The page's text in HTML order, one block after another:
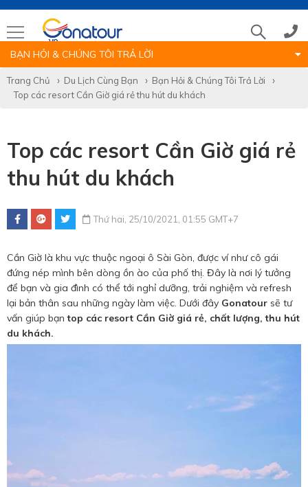
Hotline tour nước ngoài
0786 711 611
Hotline tour trong nước
0783 336 116
Hotine CSKH
0916 404 578
BẠN HỎI & CHÚNG TÔI TRẢ LỜI
Trang Chủ Du Lịch Cùng Bạn
Bạn Hỏi & Chúng Tôi Trả Lời
Top các resort Cần Giờ giá rẻ thu hút du khách
Top các resort Cần Giờ giá rẻ
thu hút du khách
Thứ hai, 25/10/2021, 01:55 GMT+7
Cần Giờ là khu vực thuộc ngoại ô Sài Gòn, được ví như cô gái
đứng nép mình bên dòng ồn ào của phố thị. Đây là nơi lý tưởng
để bạn và gia đình có thể tới nghỉ dưỡng, trải nghiệm và refresh
lại bản thân sau những ngày làm việc. Dưới đây Gonatour sẽ tư
vấn giúp bạntop các resort Cần Giờ giá rẻ, chất lượng, thu hút
du khách.